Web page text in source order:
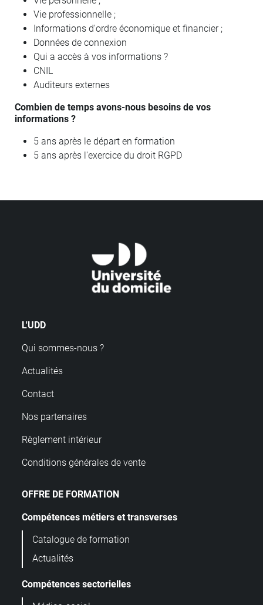
Vie professionnelle ;
Informations d'ordre économique et financier ;
Données de connexion
Qui a accès à vos informations ?
CNIL
Auditeurs externes
Combien de temps avons-nous besoins de vos
informations ?
5 ans après le départ en formation
5 ans après l'exercice du droit RGPD
L'UDD
Qui sommes-nous ?
Actualités
Contact
Nos partenaires
Règlement intérieur
Conditions générales de vente
OFFRE DE FORMATION
Compétences métiers et transverses
Catalogue de formation
Actualités
Compétences sectorielles